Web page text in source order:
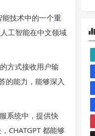
技术中的一个重
工智能在中文领域
方式接收用户输
的能力，能够深入
系统中，提供快
CHATGPT 都能够